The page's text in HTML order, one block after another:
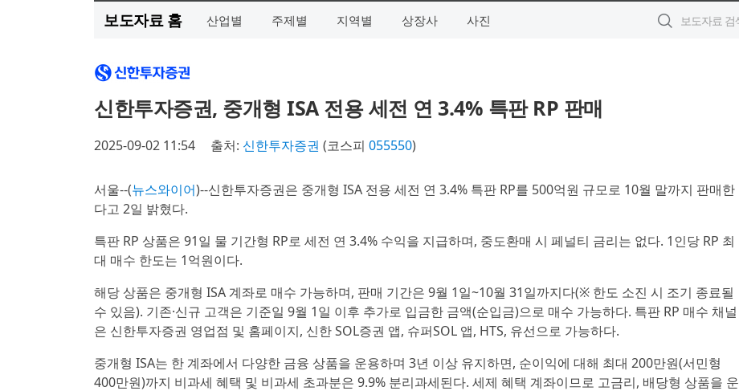
보도자료 홈 산업별 주제별 지역별 상장사 사진
신한투자증권, 중개형 ISA 전용 세전 연 3.4% 특판 RP 판매
2025-09-02 11:54 출처: 신한투자증권 (코스피 055550)
서울--(뉴스와이어)--신한투자증권은 중개형 ISA 전용 세전 연 3.4% 특판 RP를 500억원 규모로 10월 말까지 판매한
다고 2일 밝혔다.
특판 RP 상품은 91일 물 기간형 RP로 세전 연 3.4% 수익을 지급하며, 중도환매 시 페널티 금리는 없다. 1인당 RP 최
대 매수 한도는 1억원이다.
해당 상품은 중개형 ISA 계좌로 매수 가능하며, 판매 기간은 9월 1일~10월 31일까지다(※ 한도 소진 시 조기 종료될
수 있음). 기존·신규 고객은 기준일 9월 1일 이후 추가로 입금한 금액(순입금)으로 매수 가능하다. 특판 RP 매수 채널
은 신한투자증권 영업점 및 홈페이지, 신한 SOL증권 앱, 슈퍼SOL 앱, HTS, 유선으로 가능하다.
중개형 ISA는 한 계좌에서 다양한 금융 상품을 운용하며 3년 이상 유지하면, 순이익에 대해 최대 200만원(서민형
400만원)까지 비과세 혜택 및 비과세 초과분은 9.9% 분리과세된다. 세제 혜택 계좌이므로 고금리, 배당형 상품을 운